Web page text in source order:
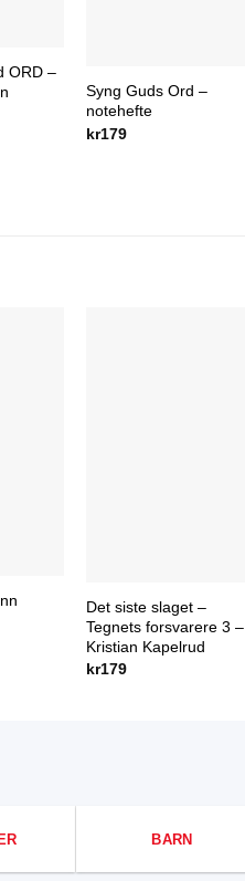
ORD –
Syng Guds Ord –
notehefte
kr179
Det siste slaget –
Tegnets forsvarere 3 –
Kristian Kapelrud
kr179
BARN